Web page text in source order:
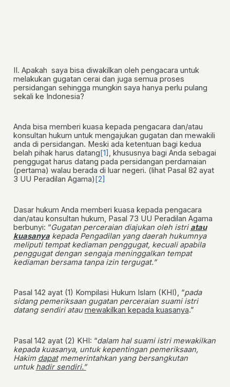
II. Apakah saya bisa diwakilkan oleh pengacara untuk
melakukan gugatan cerai dan juga semua proses
persidangan sehingga mungkin saya hanya perlu pulang
sekali ke Indonesia?
Anda bisa memberi kuasa kepada pengacara dan/atau
konsultan hukum untuk mengajukan gugatan dan mewakili
anda di persidangan. Meski ada ketentuan bagi kedua
belah pihak harus datang[1] , khususnya bagi Anda sebagai
penggugat harus datang pada persidangan perdamaian
(pertama) walau berada di luar negeri. (lihat Pasal 82 ayat
3 UU Peradilan Agama)[2]
Dasar hukum Anda memberi kuasa kepada pengacara
dan/atau konsultan hukum, Pasal 73 UU Peradilan Agama
berbunyi: “Gugatan perceraian diajukan oleh istriatau
kuasanyakepada Pengadilan yang daerah hukumnya
meliputi tempat kediaman penggugat, kecuali apabila
penggugat dengan sengaja meninggalkan tempat
kediaman bersama tanpa izin tergugat.”
Pasal 142 ayat (1) Kompilasi Hukum Islam (KHI), “pada
sidang pemeriksaan gugatan perceraian suami istri
datang sendiri ataumewakilkan kepada kuasanya.”
Pasal 142 ayat (2) KHI: “dalam hal suami istri mewakilkan
kepada kuasanya, untuk kepentingan pemeriksaan,
Hakim dapatmemerintahkan yang bersangkutan
untukhadir sendiri.”